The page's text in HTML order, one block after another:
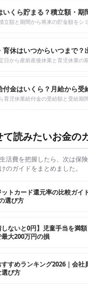
いくら貯まる？積立額・期
立額と期間から将来の貯金額をシ
育休はいつからいつまで？
日から産前産後休業と育児休業の
付金はいくら？月給から受
育児休業給付金の受給額と受給期
て読みたいお金の
活費を把握したら、次は保
のガイドをまとめました。
ットカード還元率の比較ガイ
選び方
しないと0円】児童手当を満
大200万円の損
すめランキング2026｜会社
び方